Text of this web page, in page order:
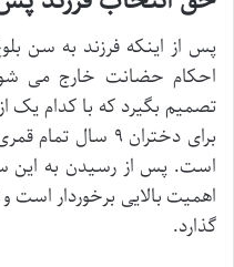
پس از اینکه فرزند به سن
احکام حضانت خارج می
تصمیم بگیرد که با کدام یک
است. پس از رسیدن به این
اهمیت بالایی برخوردار است
گذارد.